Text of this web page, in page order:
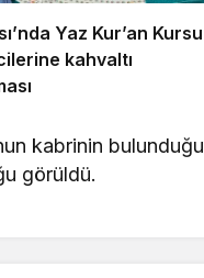
Yaz Kur’an Kursu
kahvaltı
kabrinin bulunduğu
görüldü.